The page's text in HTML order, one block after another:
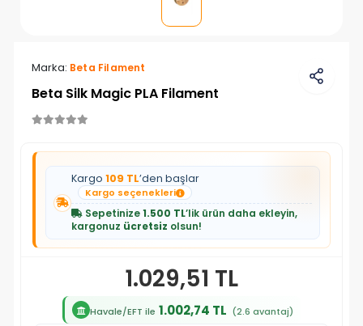
Marka: Beta Filament
Beta Silk Magic PLA Filament
Kargo 109 TL’den başlar
Kargo seçenekleri
Sepetinize1.500 TL’lik ürün daha ekleyin,
kargonuz ücretsiz olsun!
1.029,51 TL
Havale/EFT ile 1.002,74 TL (2.6 avantaj)